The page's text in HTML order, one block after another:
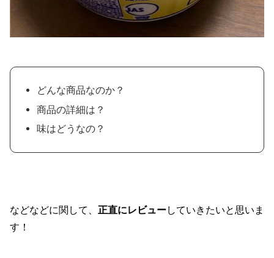
どんな商品なのか？
商品の詳細は？
味はどうなの？
などなどに関して、 正直にレビューしていきたいと思いま
す！